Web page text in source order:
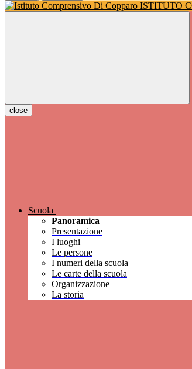
ISTITUTO
close
Scuola
Panoramica
Presentazione
I luoghi
Le persone
I numeri della scuola
Le carte della scuola
Organizzazione
La storia